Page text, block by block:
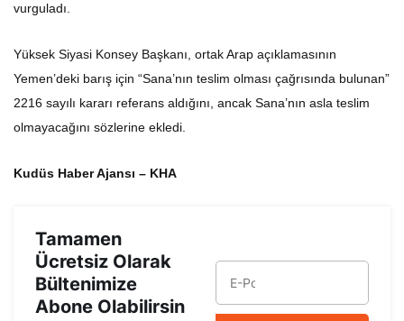
vurguladı.
Yüksek Siyasi Konsey Başkanı, ortak Arap açıklamasının
Yemen’deki barış için “Sana’nın teslim olması çağrısında bulunan”
2216 sayılı kararı referans aldığını, ancak Sana’nın asla teslim
olmayacağını sözlerine ekledi.
Kudüs Haber Ajansı – KHA
Tamamen
Ücretsiz Olarak
Bültenimize
Abone Olabilirsin